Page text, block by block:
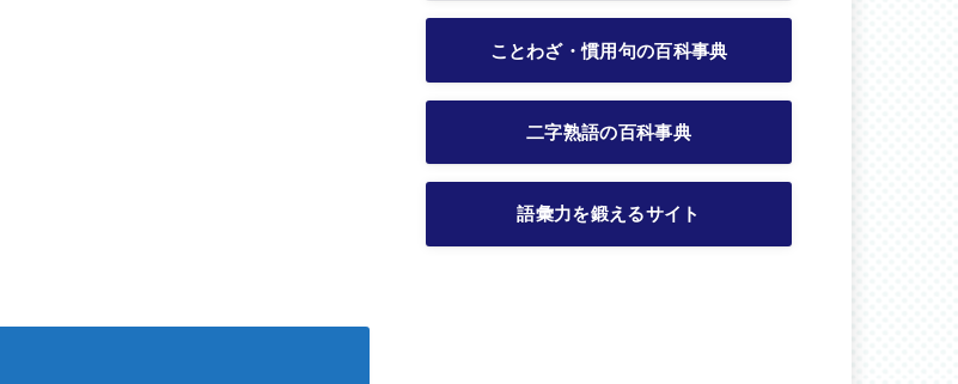
ことわざ・慣用句の百科事典
二字熟語の百科事典
語彙力を鍛えるサイト